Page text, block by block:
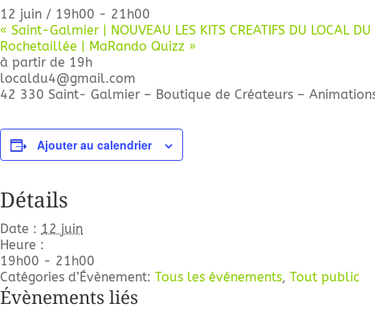
12 juin / 19h00 - 21h00
« Saint-Galmier | NOUVEAU LES KITS CREATIFS DU LOCAL DU
Rochetaillée | MaRando Quizz »
à partir de 19h
localdu4@gmail.com
42 330 Saint- Galmier – Boutique de Créateurs –
Ajouter au calendrier
Détails
Date : 12 juin
Heure :
19h00 - 21h00
Catégories d’Évènement: Tous les événements, Tout public
Évènements liés